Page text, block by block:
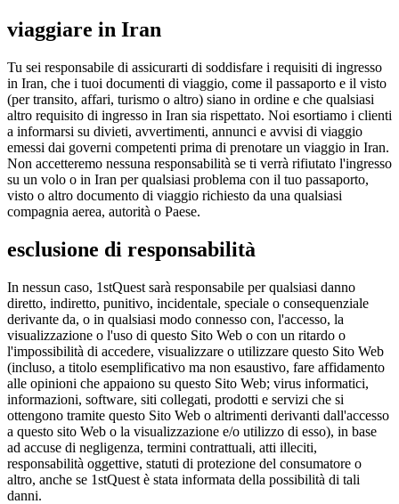
viaggiare in Iran
Tu sei responsabile di assicurarti di soddisfare i requisiti di ingresso
in Iran, che i tuoi documenti di viaggio, come il passaporto e il visto
(per transito, affari, turismo o altro) siano in ordine e che qualsiasi
altro requisito di ingresso in Iran sia rispettato. Noi esortiamo i clienti
a informarsi su divieti, avvertimenti, annunci e avvisi di viaggio
emessi dai governi competenti prima di prenotare un viaggio in Iran.
Non accetteremo nessuna responsabilità se ti verrà rifiutato l'ingresso
su un volo o in Iran per qualsiasi problema con il tuo passaporto,
visto o altro documento di viaggio richiesto da una qualsiasi
compagnia aerea, autorità o Paese.
esclusione di responsabilità
In nessun caso, 1stQuest sarà responsabile per qualsiasi danno
diretto, indiretto, punitivo, incidentale, speciale o consequenziale
derivante da, o in qualsiasi modo connesso con, l'accesso, la
visualizzazione o l'uso di questo Sito Web o con un ritardo o
l'impossibilità di accedere, visualizzare o utilizzare questo Sito Web
(incluso, a titolo esemplificativo ma non esaustivo, fare affidamento
alle opinioni che appaiono su questo Sito Web; virus informatici,
informazioni, software, siti collegati, prodotti e servizi che si
ottengono tramite questo Sito Web o altrimenti derivanti dall'accesso
a questo sito Web o la visualizzazione e/o utilizzo di esso), in base
ad accuse di negligenza, termini contrattuali, atti illeciti,
responsabilità oggettive, statuti di protezione del consumatore o
altro, anche se 1stQuest è stata informata della possibilità di tali
danni.